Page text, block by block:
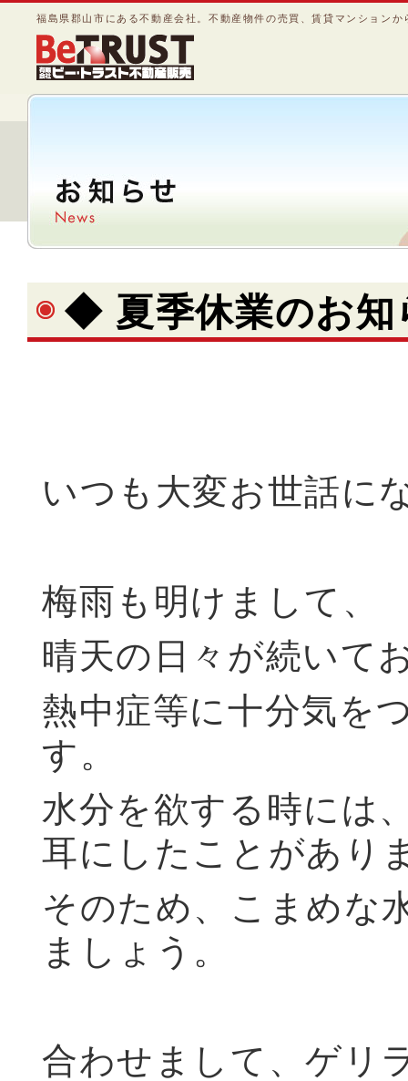
福島県郡山市にある不動産会社。不動産物件の売買、賃貸マンション
◆ 夏季休業のお
いつも大変お世話に
梅雨も明けまして、
晴天の日々が続いて
熱中症等に十分気を
す。
水分を欲する時には
耳にしたことがあり
そのため、こまめな
ましょう。
合わせまして、ゲリ